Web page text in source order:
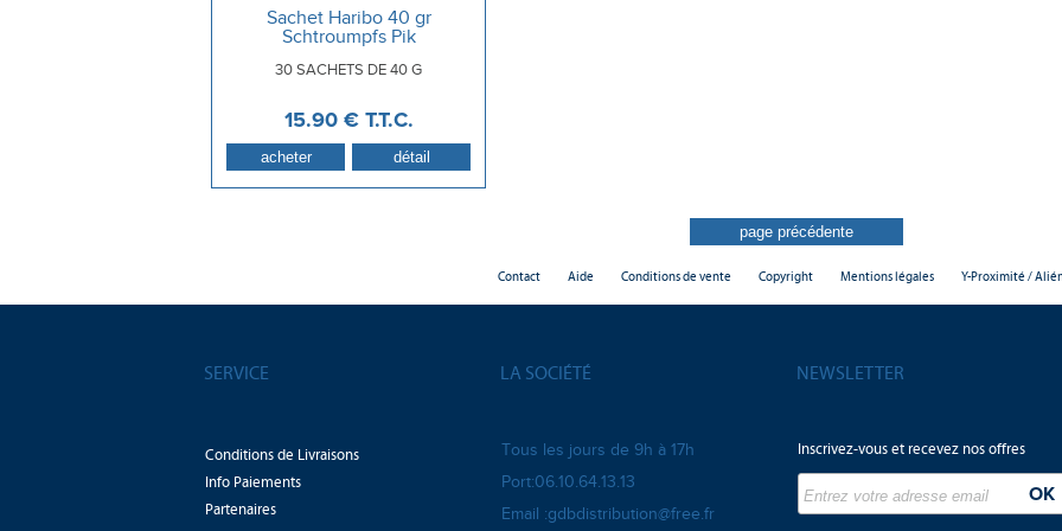
Sachet Haribo 40 gr
Schtroumpfs Pik
30 SACHETS DE 40 G
15.90 € T.T.C.
Contact Aide Conditions de vente Copyright Mentions légales Y-Proximité /
SERVICE LA SOCIÉTÉ NEWSLETTER
Conditions de Livraisons
Info Paiements
Partenaires
Tous les jours de 9h à 17h
Port:06.10.64.13.13
Email :gdbdistribution@free.fr
Inscrivez-vous et recevez nos offres